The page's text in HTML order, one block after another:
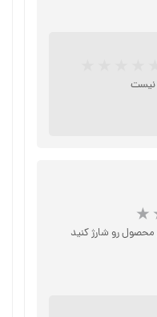
نیست
محصول رو شارژ کنید